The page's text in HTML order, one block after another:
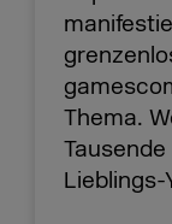
Thema.
Lieblings-